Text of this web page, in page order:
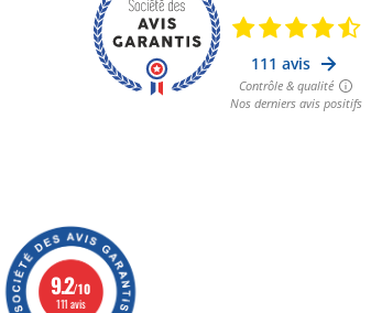
9.2/10
111 avis